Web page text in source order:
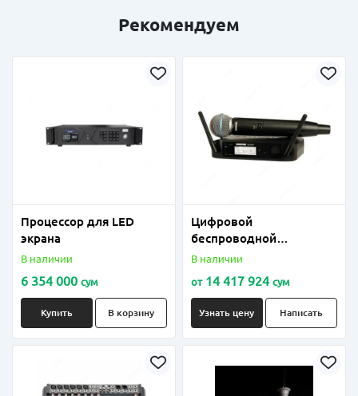
Рекомендуем
Процессор для LED
экрана
В наличии
6 354 000 сум
Купить В корзину
Цифровой
беспроводной
приемник GLX-D4
В наличии
от14 417 924 сум
Узнать цену Написать